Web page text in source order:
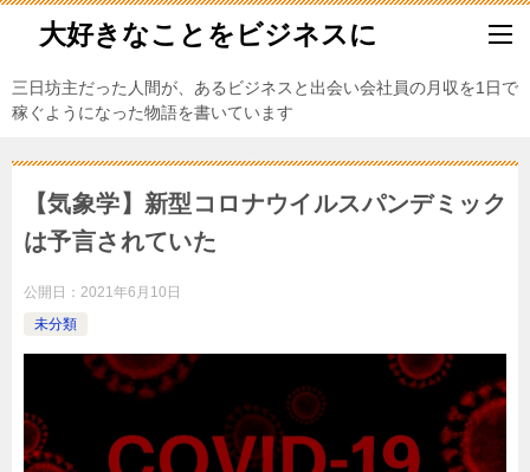
大好きなことをビジネスに
三日坊主だった人間が、あるビジネスと出会い会社員の月収を1日で
稼ぐようになった物語を書いています
【気象学】新型コロナウイルスパンデミック
は予言されていた
公開日： 2021年6月10日
未分類